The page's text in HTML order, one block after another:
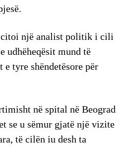
një analist politik i cili
udhëheqësit mund të
tyre shëndetësore për
në spital në Beograd
se u sëmur gjatë një vizite
të cilën iu desh ta